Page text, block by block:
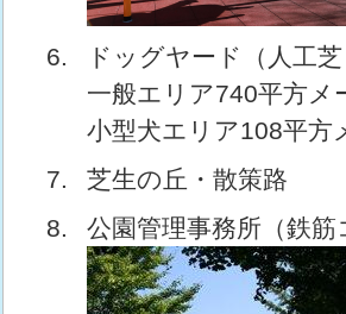
ドッグヤード（人工
一般エリア740平方メ
小型犬エリア108平方
芝生の丘・散策路
公園管理事務所（鉄